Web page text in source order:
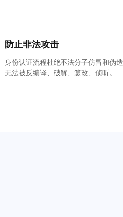
防止非法攻击
身份认证流程杜绝不法分子仿冒和伪
无法被反编译、破解、篡改、侦听。